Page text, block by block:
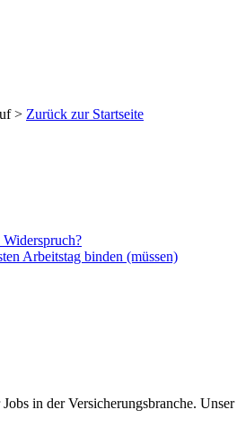
> Zurück zur Startseite
Arbeitstag binden (müssen)
in der Versicherungsbranche.